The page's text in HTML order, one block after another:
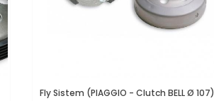
Fly Sistem (PIAGGIO - Clutch BELL Ø 107)